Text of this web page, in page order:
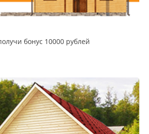
бонус 10000 рублей